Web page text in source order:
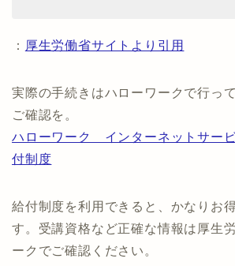
： 厚生労働省サイトより引用
実際の手続きはハローワークで行っ
ご確認を。
ハローワーク インターネットサー
付制度
給付制度を利用できると、かなりお
す。受講資格など正確な情報は厚生
ークでご確認ください。